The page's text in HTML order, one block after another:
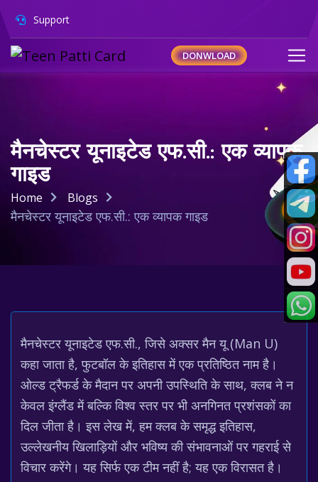
Support
DONWLOAD
मैनचेस्टर यूनाइटेड एफ.सी.: एक व्यापक
गाइड
Home Blogs
मैनचेस्टर यूनाइटेड एफ.सी.: एक व्यापक गाइड
मैनचेस्टर यूनाइटेड एफ.सी., जिसे अक्सर मैन यू (Man U)
कहा जाता है, फुटबॉल के इतिहास में एक प्रतिष्ठित नाम है।
ओल्ड ट्रैफर्ड के मैदान पर अपनी उपस्थिति के साथ, क्लब ने न
केवल इंग्लैंड में बल्कि विश्व स्तर पर भी अनगिनत प्रशंसकों का
दिल जीता है। इस लेख में, हम क्लब के समृद्ध इतिहास,
उल्लेखनीय खिलाड़ियों और भविष्य की संभावनाओं पर गहराई से
विचार करेंगे। यह सिर्फ एक टीम नहीं है; यह एक विरासत है।